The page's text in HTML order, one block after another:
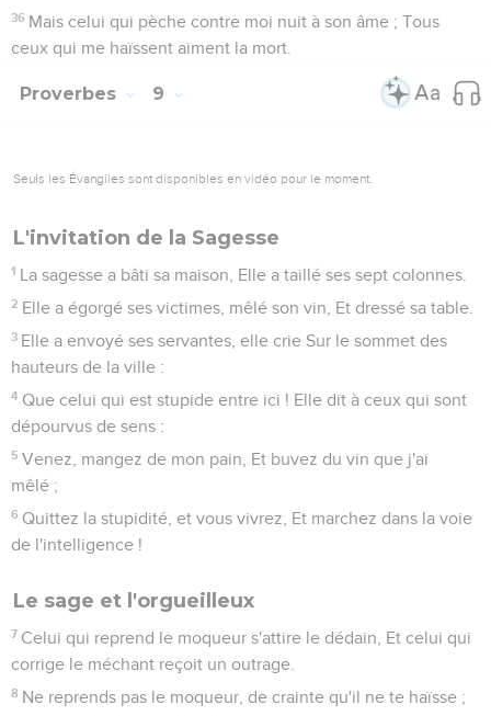
36 Mais celui qui pèche contre moi nuit à son âme ; Tous
ceux qui me haïssent aiment la mort.
Proverbes 9
Seuls les Évangiles sont disponibles en vidéo pour le moment.
L'invitation de la Sagesse
1 La sagesse a bâti sa maison, Elle a taillé ses sept colonnes.
2 Elle a égorgé ses victimes, mêlé son vin, Et dressé sa table.
3 Elle a envoyé ses servantes, elle crie Sur le sommet des
hauteurs de la ville :
4 Que celui qui est stupide entre ici ! Elle dit à ceux qui sont
dépourvus de sens :
5 Venez, mangez de mon pain, Et buvez du vin que j'ai
mêlé ;
6 Quittez la stupidité, et vous vivrez, Et marchez dans la voie
de l'intelligence !
Le sage et l'orgueilleux
7 Celui qui reprend le moqueur s'attire le dédain, Et celui qui
corrige le méchant reçoit un outrage.
8 Ne reprends pas le moqueur, de crainte qu'il ne te haïsse ;